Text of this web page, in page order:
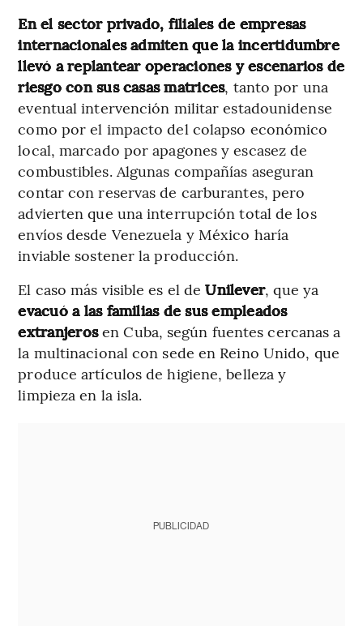
En el sector privado, filiales de empresas
internacionales admiten que la incertidumbre
llevó a replantear operaciones y escenarios de
riesgo con sus casas matrices, tanto por una
eventual intervención militar estadounidense
como por el impacto del colapso económico
local, marcado por apagones y escasez de
combustibles. Algunas compañías aseguran
contar con reservas de carburantes, pero
advierten que una interrupción total de los
envíos desde Venezuela y México haría
inviable sostener la producción.
El caso más visible es el deUnilever, que ya
evacuó a las familias de sus empleados
extranjerosen Cuba, según fuentes cercanas a
la multinacional con sede en Reino Unido, que
produce artículos de higiene, belleza y
limpieza en la isla.
PUBLICIDAD